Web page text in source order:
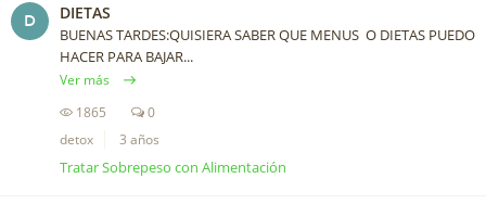
D DIETAS
BUENAS TARDES:QUISIERA SABER QUE MENUS O DIETAS PUEDO
HACER PARA BAJAR...
Ver más
1865
0
detox
3 años
Tratar Sobrepeso con Alimentación